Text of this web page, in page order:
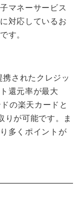
マネーサービス
対応しているお
す。
されたクレジッ
還元率が最大
の楽天カードと
りが可能です。ま
多くポイントが